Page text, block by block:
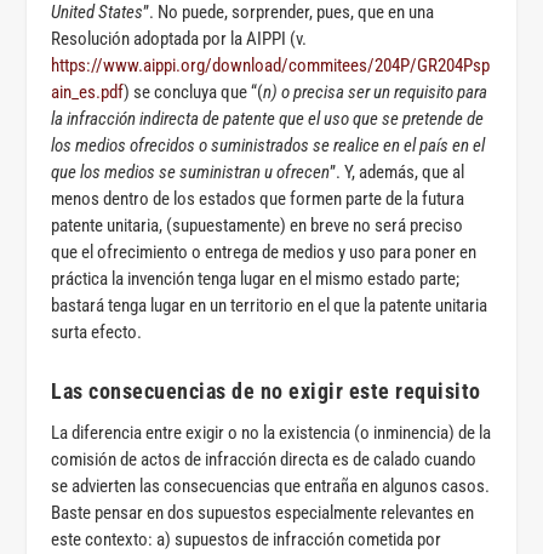
United States”. No puede, sorprender, pues, que en una
Resolución adoptada por la AIPPI (v.
https://www.aippi.org/download/commitees/204P/GR204Psp
ain_es.pdf) se concluya que “(n) o precisa ser un requisito para
la infracción indirecta de patente que el uso que se pretende de
los medios ofrecidos o suministrados se realice en el país en el
que los medios se suministran u ofrecen”. Y, además, que al
menos dentro de los estados que formen parte de la futura
patente unitaria, (supuestamente) en breve no será preciso
que el ofrecimiento o entrega de medios y uso para poner en
práctica la invención tenga lugar en el mismo estado parte;
bastará tenga lugar en un territorio en el que la patente unitaria
surta efecto.
Las consecuencias de no exigir este requisito
La diferencia entre exigir o no la existencia (o inminencia) de la
comisión de actos de infracción directa es de calado cuando
se advierten las consecuencias que entraña en algunos casos.
Baste pensar en dos supuestos especialmente relevantes en
este contexto: a) supuestos de infracción cometida por